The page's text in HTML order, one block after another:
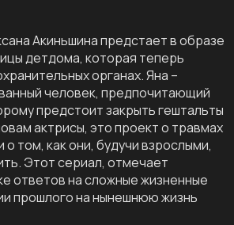
Акиньшина предстает в образе
детдома, которая теперь
органах. Яна –
человек, предпочитающий
предстоит закрыть гештальты
актрисы, это проект о травмах
том, как они, будучи взрослыми,
Этот сериал, отмечает
ответов на сложные жизненные
прошлого на нынешнюю жизнь